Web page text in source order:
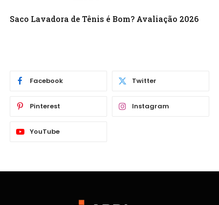
Saco Lavadora de Tênis é Bom? Avaliação 2026
Facebook Twitter
Pinterest Instagram
YouTube